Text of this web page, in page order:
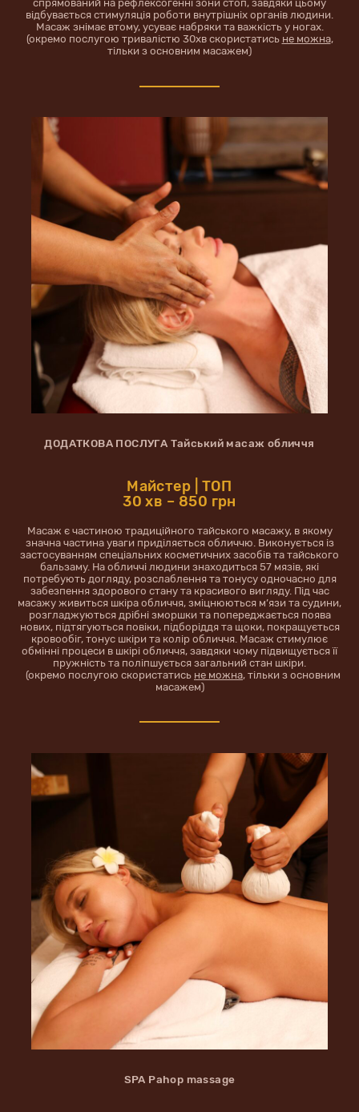
спрямований на рефлексогенні зони стоп, завдяки цьому
відбувається стимуляція роботи внутрішніх органів людини.
Масаж знімає втому, усуває набряки та важкість у ногах.
(окремо послугою тривалістю 30хв скористатись не можна,
тільки з основним масажем)
ДОДАТКОВА ПОСЛУГА Тайський масаж обличчя
Майстер | ТОП
30 хв – 850 грн
Масаж є частиною традиційного тайського масажу, в якому
значна частина уваги приділяється обличчю. Виконується із
застосуванням спеціальних косметичних засобів та тайського
бальзаму. На обличчі людини знаходиться 57 мязів, які
потребують догляду, розслаблення та тонусу одночасно для
забезпення здорового стану та красивого вигляду. Під час
масажу живиться шкіра обличчя, зміцнюються м’язи та судини,
розгладжуються дрібні зморшки та попереджається поява
нових, підтягуються повіки, підборіддя та щоки, покращується
кровообіг, тонус шкіри та колір обличчя. Масаж стимулює
обмінні процеси в шкірі обличчя, завдяки чому підвищується її
пружність та поліпшується загальний стан шкіри.
(окремо послугою скористатись не можна, тільки з основним
масажем)
SPA Pahop massage